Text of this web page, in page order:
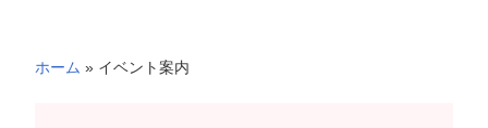
ホーム » イベント案内